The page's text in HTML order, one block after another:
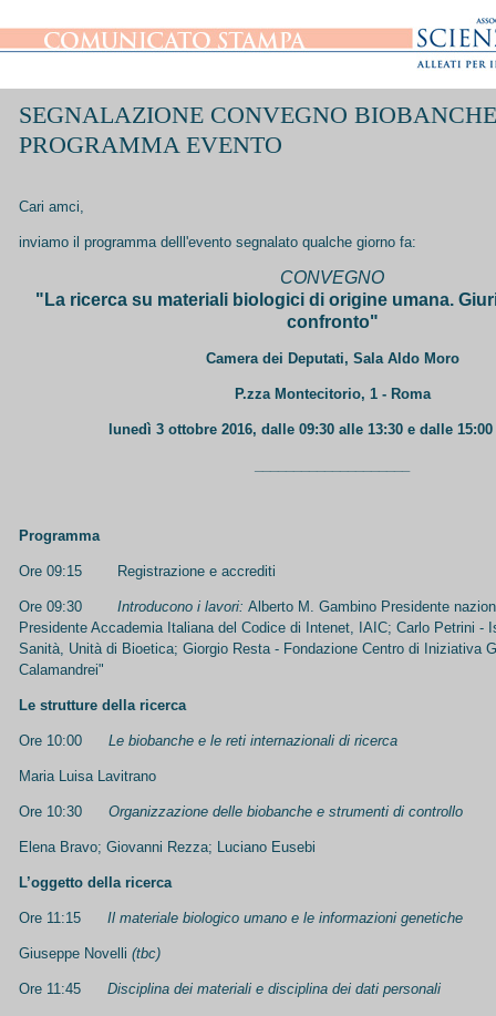
SEGNALAZIONE CONVEGNO
PROGRAMMA EVENTO
Cari amci,
inviamo il programma delll'evento segnalato qualche giorno fa:
CONVEGNO
"La ricerca su materiali biologici di origine umana.
confronto"
Camera dei Deputati, Sala Aldo Moro
P.zza Montecitorio, 1 - Roma
lunedì 3 ottobre 2016, dalle 09:30 alle 13:30 e dalle 15:00
Programma
Ore 09:15 Registrazione e accrediti
Ore 09:30 Introducono i lavori: Alberto M. Gambino Presidente
Presidente Accademia Italiana del Codice di Intenet, IAIC; Carlo Petrini -
Sanità, Unità di Bioetica; Giorgio Resta - Fondazione Centro di Iniziativa
Calamandrei"
Le strutture della ricerca
Ore 10:00 Le biobanche e le reti internazionali di ricerca
Maria Luisa Lavitrano
Ore 10:30 Organizzazione delle biobanche e strumenti di controllo
Elena Bravo; Giovanni Rezza; Luciano Eusebi
L’oggetto della ricerca
Ore 11:15 Il materiale biologico umano e le informazioni genetiche
Giuseppe Novelli (tbc)
Ore 11:45 Disciplina dei materiali e disciplina dei dati personali